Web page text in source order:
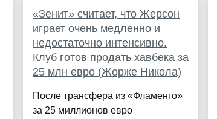
«Зенит» считает, что Жерсон
играет очень медленно и
недостаточно интенсивно.
Клуб готов продать хавбека за
25 млн евро (Жорже Никола)
После трансфера из «Фламенго»
за 25 миллионов евро